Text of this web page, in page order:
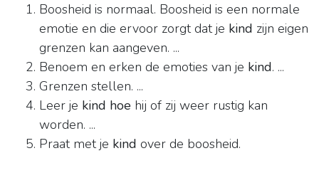
Boosheid is normaal. Boosheid is een normale
emotie en die ervoor zorgt dat je kind zijn eigen
grenzen kan aangeven. ...
Benoem en erken de emoties van je kind. ...
Grenzen stellen. ...
Leer je kind hoe hij of zij weer rustig kan
worden. ...
Praat met je kind over de boosheid.